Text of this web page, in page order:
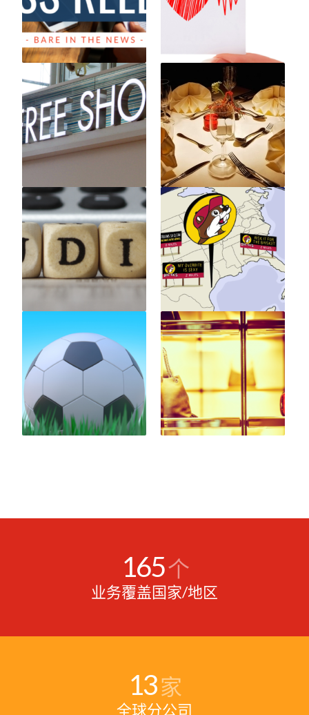
165个
业务覆盖国家/地区
13家
全球分公司